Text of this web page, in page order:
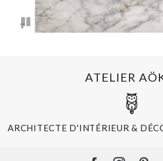
ATELIER
ARCHITECTE D'INTÉRIEUR &